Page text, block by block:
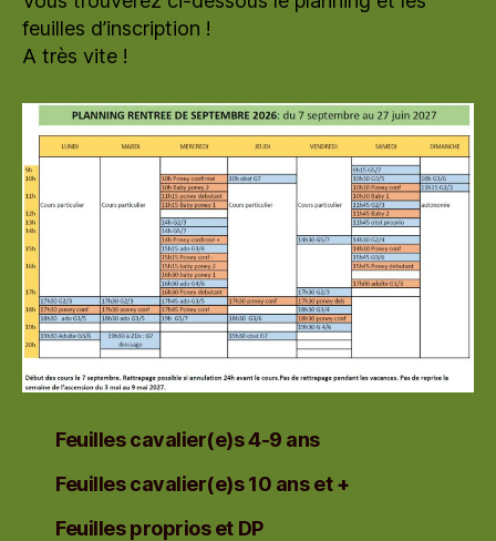
feuilles d’inscription !
A très vite !
Feuilles cavalier(e)s 4-9 ans
Feuilles cavalier(e)s 10 ans et +
Feuilles proprios et DP